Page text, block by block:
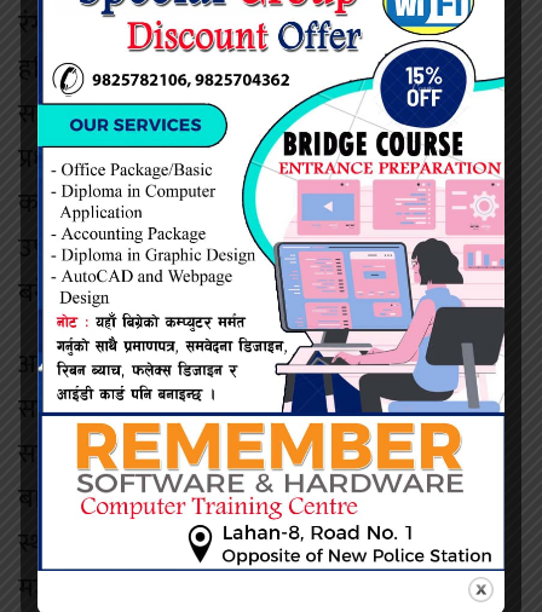
रंगरोगन, शौचालय निर्माण, खानेपानी व्यवस्थापन र
हरित विद्यालयका सूचक पूरा गर्न सबल नेपालले
सहयोग गरेको छ। खर्चुहिया आधारभूत विद्यालयका
प्रधानाध्यापक दिनेश मण्डलका अनुसार बालविकास
कक्षा सुदृढीकरण, शिक्षक तालिम र शैक्षिक सामग्री
उपलब्ध भएपछि शिक्षण–सिकाइ प्रक्रिया प्रभावकारी
बनेको छ।
अनुगमन कार्यक्रममा जनप्रतिनिधि, शाखा प्रमुख,
साझेदार संस्थाका प्रतिनिधि तथा सञ्चारकर्मीहरूको
सहभागिता रहेको थियो। सहभागीहरूले
बालबालिकामा केन्द्रित कार्यक्रमलाई दीगो बनाउन
स्थानीय सरकारको नेतृत्व र साझेदारी मोडललाई थप
मजबुत बनाउनुपर्नेमा जोड दिएका छन्।